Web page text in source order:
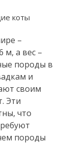
коты
–
м, а вес –
породы в
и
своим
Эти
что
породы